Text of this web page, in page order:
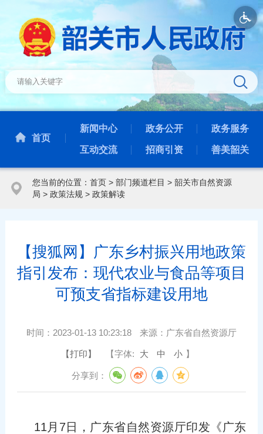
首页
新闻中心 政务公开 政务服务
互动交流 招商引资 善美韶关
您当前的位置： 首页> 部门频道栏目 > 韶关市自然资源
局 > 政策法规> 政策解读
【搜狐网】广东乡村振兴用地政策
指引发布：现代农业与食品等项目
可预支省指标建设用地
时间： 2023-01-13 10:23:18 来源： 广东省自然资源厅
【打印】 【字体: 大 中 小 】
分享到：
11月7日，广东省自然资源厅印发《广东